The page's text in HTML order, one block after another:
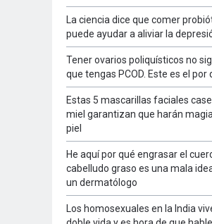
La ciencia dice que comer
puede ayudar a aliviar la
Tener ovarios poliquísticos no
que tengas PCOD. Este es el por
Estas 5 mascarillas faciales
miel garantizan que harán
piel
He aquí por qué engrasar el
cabelludo graso es una mala
un dermatólogo
Los homosexuales en la India